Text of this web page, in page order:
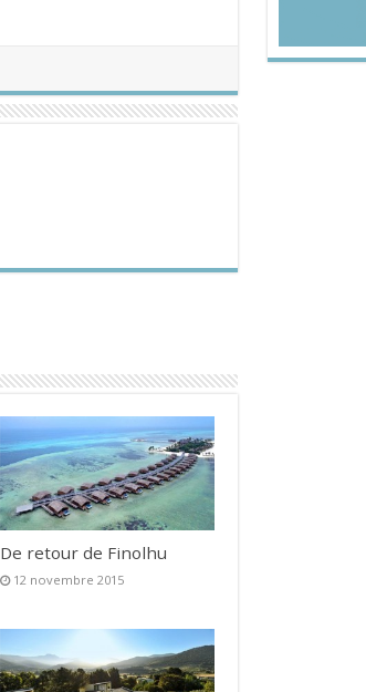
De retour de Finolhu
12 novembre 2015